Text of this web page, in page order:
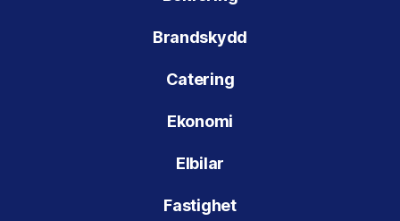
Brandskydd
Catering
Ekonomi
Elbilar
Fastighet